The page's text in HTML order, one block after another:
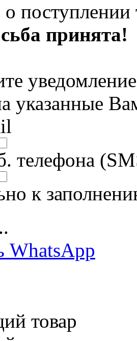
поступлении
принята!
указанные
телефона
к
WhatsApp
товар